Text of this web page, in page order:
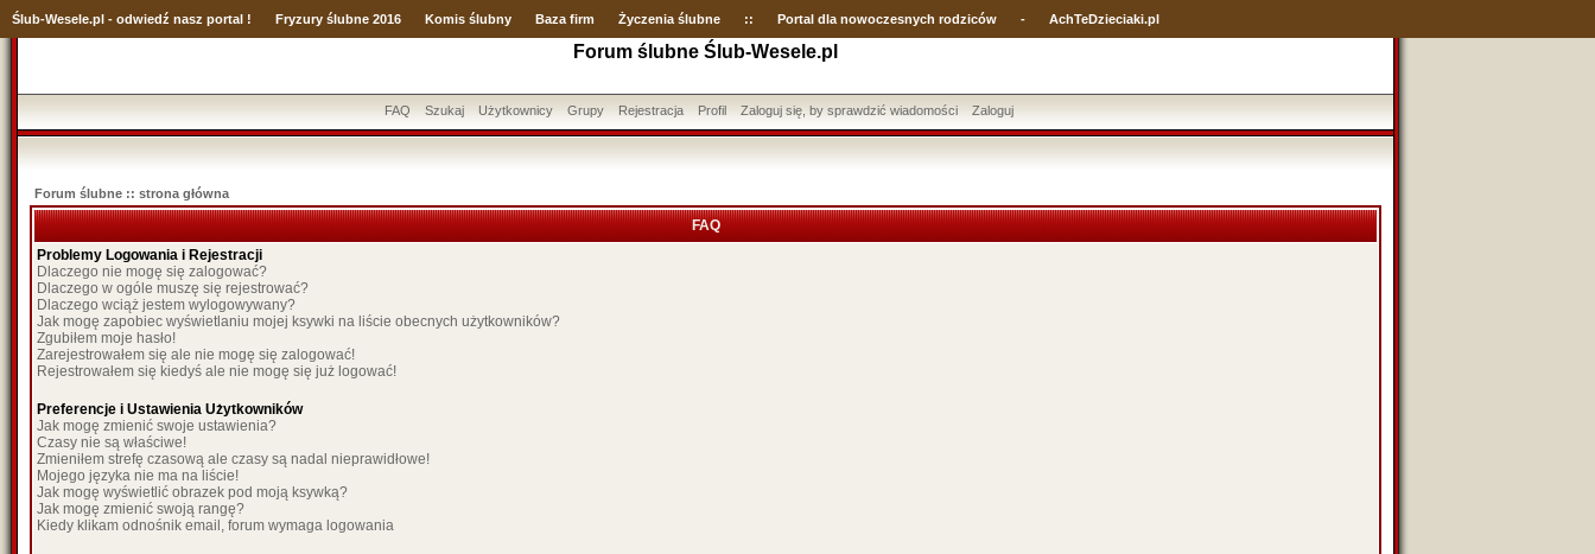
Ślub-Wesele.pl - odwiedź nasz portal ! Fryzury ślubne 2016 Komis ślubny Baza firm Życzenia ślubne :: Portal dla nowoczesnych rodziców - AchTeDzieciaki.pl
Forum ślubne Ślub-Wesele.pl
FAQ Szukaj Użytkownicy Grupy Rejestracja Profil Zaloguj się, by sprawdzić wiadomości Zaloguj
Forum ślubne :: strona główna
FAQ
Problemy Logowania i Rejestracji
Dlaczego nie mogę się zalogować?
Dlaczego w ogóle muszę się rejestrować?
Dlaczego wciąż jestem wylogowywany?
Jak mogę zapobiec wyświetlaniu mojej ksywki na liście obecnych użytkowników?
Zgubiłem moje hasło!
Zarejestrowałem się ale nie mogę się zalogować!
Rejestrowałem się kiedyś ale nie mogę się już logować!
Preferencje i Ustawienia Użytkowników
Jak mogę zmienić swoje ustawienia?
Czasy nie są właściwe!
Zmieniłem strefę czasową ale czasy są nadal nieprawidłowe!
Mojego języka nie ma na liście!
Jak mogę wyświetlić obrazek pod moją ksywką?
Jak mogę zmienić swoją rangę?
Kiedy klikam odnośnik email, forum wymaga logowania